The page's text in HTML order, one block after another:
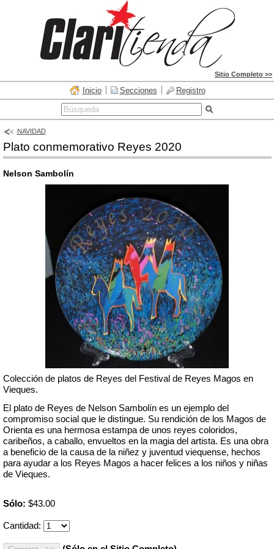
Sitio Completo >>
Inicio Secciones Registro
NAVIDAD
Plato conmemorativo Reyes 2020
Nelson Sambolín
Colección de platos de Reyes del Festival de Reyes Magos en
Vieques.
El plato de Reyes de Nelson Sambolín es un ejemplo del
compromiso social que le distingue. Su rendición de los Magos de
Orienta es una hermosa estampa de unos reyes coloridos,
caribeños, a caballo, envueltos en la magia del artista. Es una obra
a beneficio de la causa de la niñez y juventud viequense, hechos
para ayudar a los Reyes Magos a hacer felices a los niños y niñas
de Vieques.
Sólo: $43.00
Cantidad: